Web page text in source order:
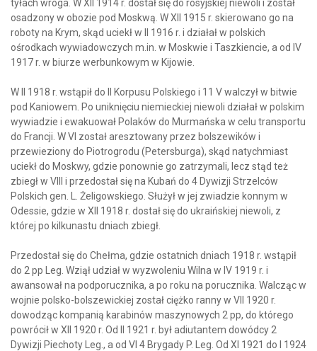
tyłach wroga. W XII 1914 r. dostał się do rosyjskiej niewoli i został
osadzony w obozie pod Moskwą. W XII 1915 r. skierowano go na
roboty na Krym, skąd uciekł w II 1916 r. i działał w polskich
ośrodkach wywiadowczych m.in. w Moskwie i Taszkiencie, a od IV
1917 r. w biurze werbunkowym w Kijowie.
W II 1918 r. wstąpił do II Korpusu Polskiego i 11 V walczył w bitwie
pod Kaniowem. Po uniknięciu niemieckiej niewoli działał w polskim
wywiadzie i ewakuował Polaków do Murmańska w celu transportu
do Francji. W VI został aresztowany przez bolszewików i
przewieziony do Piotrogrodu (Petersburga), skąd natychmiast
uciekł do Moskwy, gdzie ponownie go zatrzymali, lecz stąd też
zbiegł w VIII i przedostał się na Kubań do 4 Dywizji Strzelców
Polskich gen. L. Żeligowskiego. Służył w jej zwiadzie konnym w
Odessie, gdzie w XII 1918 r. dostał się do ukraińskiej niewoli, z
której po kilkunastu dniach zbiegł.
Przedostał się do Chełma, gdzie ostatnich dniach 1918 r. wstąpił
do 2 pp Leg. Wziął udział w wyzwoleniu Wilna w IV 1919 r. i
awansował na podporucznika, a po roku na porucznika. Walcząc w
wojnie polsko-bolszewickiej został ciężko ranny w VII 1920 r.
dowodząc kompanią karabinów maszynowych 2 pp, do którego
powrócił w XII 1920 r. Od II 1921 r. był adiutantem dowódcy 2
Dywizji Piechoty Leg., a od VI 4 Brygady P. Leg. Od XI 1921 do I 1924